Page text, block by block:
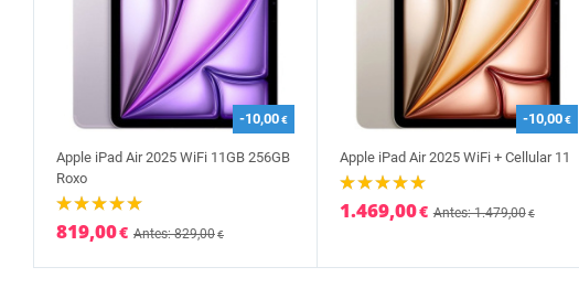
-10,00€
Apple iPad Air 2025 WiFi 11GB 256GB
Roxo
819,00€ Antes: 829,00€
-10,00€
Apple iPad Air 2025 WiFi + Cellular 11
1.469,00€ Antes: 1.479,00€